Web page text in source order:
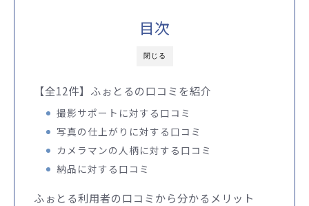
閉じる
目次
【全12件】ふぉとるの口コミを紹介
撮影サポートに対する口コミ
写真の仕上がりに対する口コミ
カメラマンの人柄に対する口コミ
納品に対する口コミ
ふぉとる利用者の口コミから分かるメリット